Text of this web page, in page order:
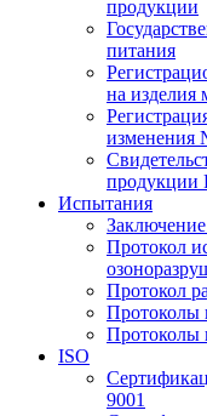
продукции
питания
на
изменения
продукции
Испытания
Протокол
Протокол
Протоколы
ISO
9001